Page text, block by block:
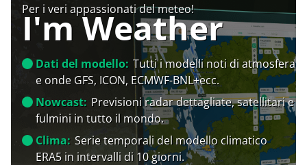
Per i veri appassionati del meteo!
I'm Weather
Dati del modello: Tutti i modelli noti di atmosfera
e onde GFS, ICON, ECMWF-BNL+ecc.
Nowcast: Previsioni radar dettagliate, satellitari e
fulmini in tutto il mondo.
Clima: Serie temporali del modello climatico
ERA5 in intervalli di 10 giorni.